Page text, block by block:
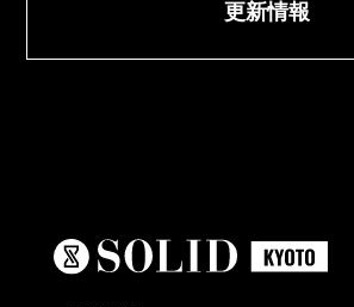
更新情報